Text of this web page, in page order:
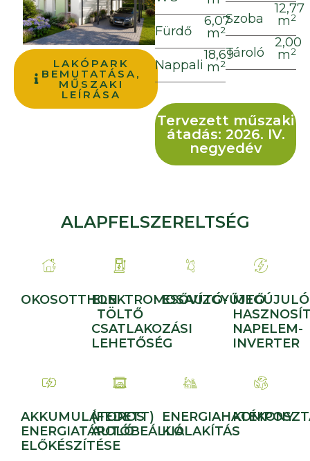
LAKÓPARK
BEMUTATÁSA,
MŰSZAKI
LEÍRÁSA
Fürdő
6,07
m2
Nappali
18,69
m2
Szoba
12,77
m2
Tároló
2,00
m2
Tervezett műszaki
átadás: 2026. IV.
negyedév
ALAPFELSZERELTSÉG
OKOSOTTHONELEKTROMOSAUTÓ-
TÖLTŐ
CSATLAKOZÁSI
LEHETŐSÉG
ESŐVÍZGYŰJTŐ
NAPELEM-
INVERTER
AKKUMULÁTOROS
ENERGIATÁROLÓ
ELŐKÉSZÍTÉSE
(FEDETT)
AUTÓBEÁLLÓ
ENERGIAHATÉKONY
KIALAKÍTÁS